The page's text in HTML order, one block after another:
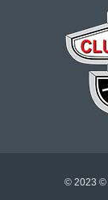
© 2023 ©